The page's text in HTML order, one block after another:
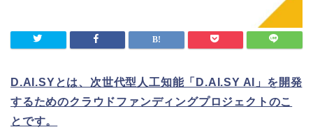
D.AI.SYとは、次世代型人工知能「D.AI.SY AI」を開発
するためのクラウドファンディングプロジェクトのこ
とです。